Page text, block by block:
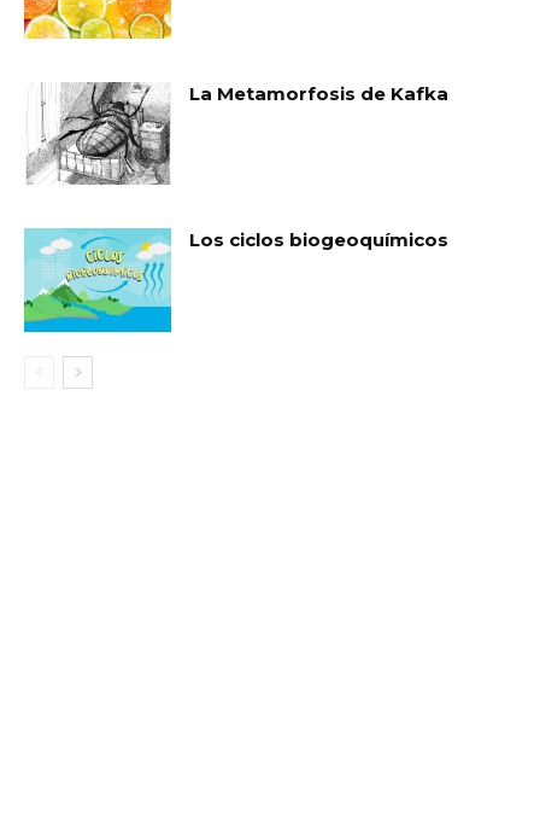
La Metamorfosis de Kafka
Los ciclos biogeoquímicos